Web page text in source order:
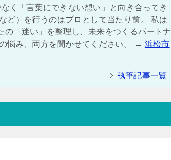
く「言葉にできない想い」と向き合ってき
ど）を行うのはプロとして当たり前。 私は
「迷い」を整理し、未来をつくるパートナ
悩み、両方を聞かせてください。 →浜松市
執筆記事一覧